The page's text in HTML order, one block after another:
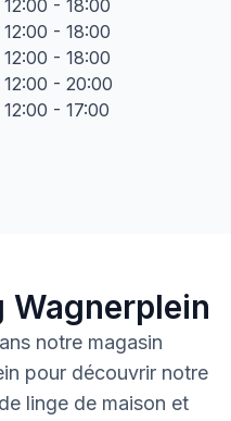
- 18:00
- 18:00
- 18:00
- 20:00
- 17:00
Wagnerplein
notre magasin
pour découvrir notre
linge de maison et